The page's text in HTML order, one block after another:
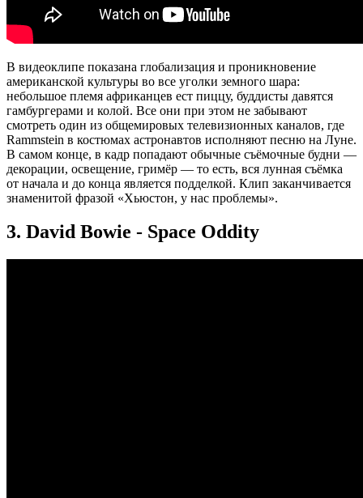
В видеоклипе показана глобализация и проникновение
американской культуры во все уголки земного шара:
небольшое племя африканцев ест пиццу, буддисты давятся
гамбургерами и колой. Все они при этом не забывают
смотреть один из общемировых телевизионных каналов, где
Rammstein в костюмах астронавтов исполняют песню на Луне.
В самом конце, в кадр попадают обычные съёмочные будни —
декорации, освещение, гримёр — то есть, вся лунная съёмка
от начала и до конца является подделкой. Клип заканчивается
знаменитой фразой «Хьюстон, у нас проблемы».
3. David Bowie - Space Oddity